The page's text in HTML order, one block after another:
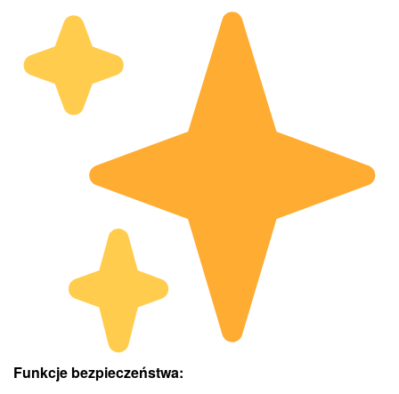
Funkcje bezpieczeństwa: